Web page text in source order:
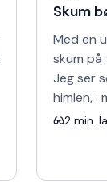
Skum
Med en
skum på
Jeg ser
himlen, ·
i vandet.
2 min.